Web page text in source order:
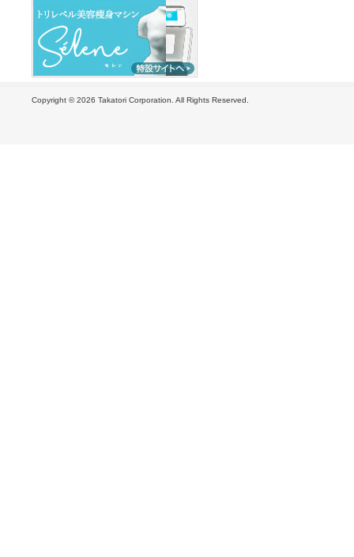
Copyright ©2026 Takatori Corporation. All Rights Reserved.